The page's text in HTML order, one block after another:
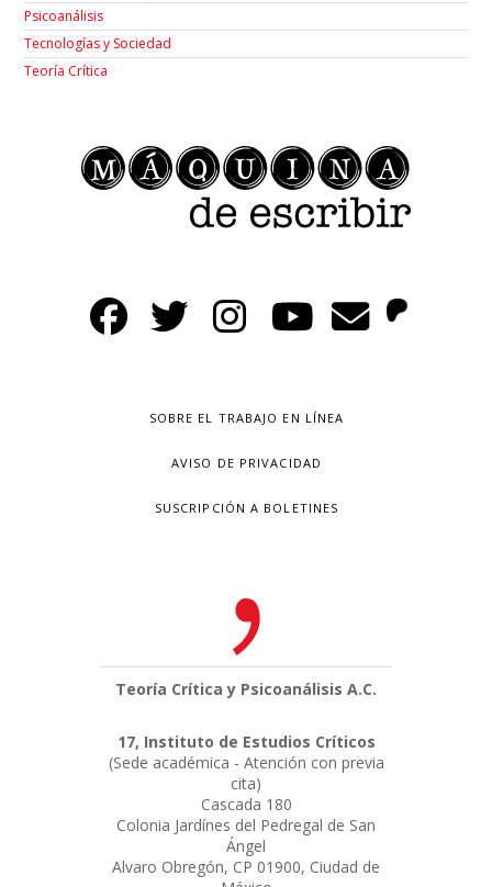
Psicoanálisis
Tecnologías y Sociedad
Teoría Crítica
SOBRE EL TRABAJO EN LÍNEA
AVISO DE PRIVACIDAD
SUSCRIPCIÓN A BOLETINES
Teoría Crítica y Psicoanálisis A.C.
17, Instituto de Estudios Críticos
(Sede académica - Atención con previa
cita)
Cascada 180
Colonia Jardínes del Pedregal de San
Ángel
Alvaro Obregón, CP 01900, Ciudad de